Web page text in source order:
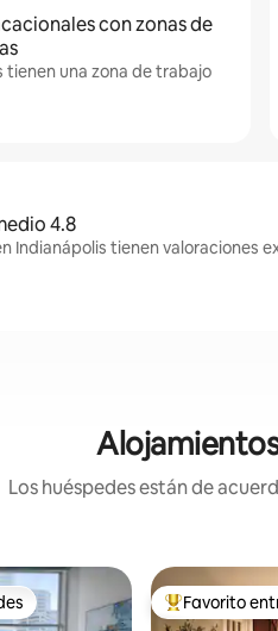
con zonas de
tienen una zona de trabajo
4.8
Indianápolis tienen valoraciones
Los huéspedes están de
Favorito entre
Favorito